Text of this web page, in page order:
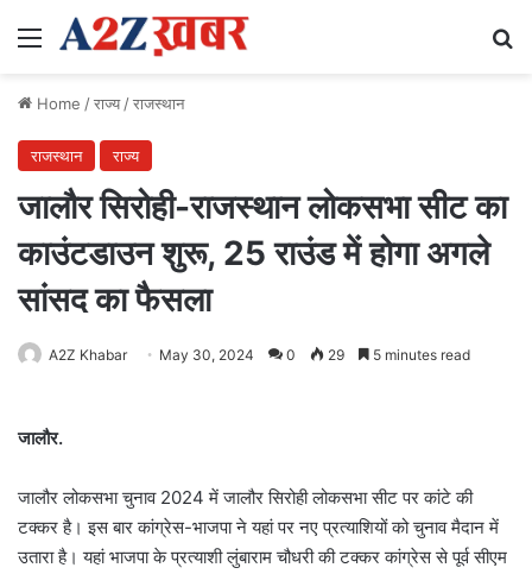
Menu
Home /राज्य/राजस्थान
राजस्थान राज्य
जालौर सिरोही-राजस्थान लोकसभा सीट का
काउंटडाउन शुरू, 25 राउंड में होगा अगले
सांसद का फैसला
A2Z Khabar May 30, 2024 0 29 5 minutes read
जालौर.
जालौर लोकसभा चुनाव 2024 में जालौर सिरोही लोकसभा सीट पर कांटे की
टक्कर है। इस बार कांग्रेस-भाजपा ने यहां पर नए प्रत्याशियों को चुनाव मैदान में
उतारा है। यहां भाजपा के प्रत्याशी लुंबाराम चौधरी की टक्कर कांग्रेस से पूर्व सीएम